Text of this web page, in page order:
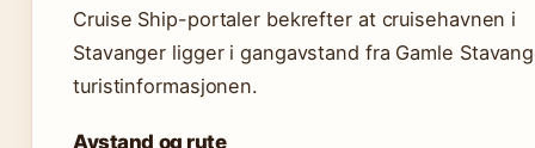
Cruise Ship-portaler bekrefter at cruisehavnen i
Stavanger ligger i gangavstand fra Gamle
turistinformasjonen.
Avstand og rute